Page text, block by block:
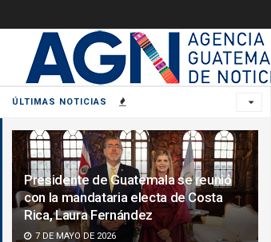
ÚLTIMAS NOTICIAS
Presidente de Guatemala se reunió
con la mandataria electa de Costa
Rica, Laura Fernández
7 DE MAYO DE 2026